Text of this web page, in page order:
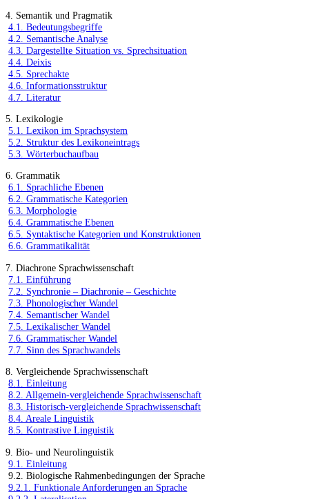
4. Semantik und Pragmatik
4.1. Bedeutungsbegriffe
4.2. Semantische Analyse
4.3. Dargestellte Situation vs. Sprechsituation
4.4. Deixis
4.5. Sprechakte
4.6. Informationsstruktur
4.7. Literatur
5. Lexikologie
5.1. Lexikon im Sprachsystem
5.2. Struktur des Lexikoneintrags
5.3. Wörterbuchaufbau
6. Grammatik
6.1. Sprachliche Ebenen
6.2. Grammatische Kategorien
6.3. Morphologie
6.4. Grammatische Ebenen
6.5. Syntaktische Kategorien und Konstruktionen
6.6. Grammatikalität
7. Diachrone Sprachwissenschaft
7.1. Einführung
7.2. Synchronie – Diachronie – Geschichte
7.3. Phonologischer Wandel
7.4. Semantischer Wandel
7.5. Lexikalischer Wandel
7.6. Grammatischer Wandel
7.7. Sinn des Sprachwandels
8. Vergleichende Sprachwissenschaft
8.1. Einleitung
8.2. Allgemein-vergleichende Sprachwissenschaft
8.3. Historisch-vergleichende Sprachwissenschaft
8.4. Areale Linguistik
8.5. Kontrastive Linguistik
9. Bio- und Neurolinguistik
9.1. Einleitung
9.2. Biologische Rahmenbedingungen der Sprache
9.2.1. Funktionale Anforderungen an Sprache